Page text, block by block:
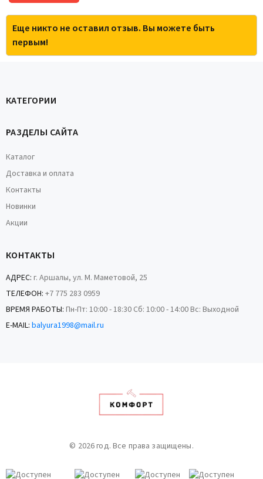
Еще никто не оставил отзыв. Вы можете быть
первым!
КАТЕГОРИИ
РАЗДЕЛЫ САЙТА
Каталог
Доставка и оплата
Контакты
Новинки
Акции
КОНТАКТЫ
АДРЕС: г. Аршалы, ул. М. Маметовой, 25
ТЕЛЕФОН: +7 775 283 0959
ВРЕМЯ РАБОТЫ: Пн-Пт: 10:00 - 18:30 Сб: 10:00 - 14:00 Вс: Выходной
E-MAIL: balyura1998@mail.ru
© 2026 год. Все права защищены.